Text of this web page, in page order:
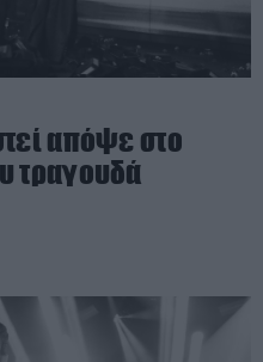
απόψε στο
τραγουδά